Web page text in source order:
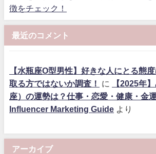
徴をチェック！
最近のコメント
【水瓶座O型男性】好きな人にとる態
取る方ではないか調査！
に
【2025年
座）の運勢は？仕事・恋愛・健康・金
Influencer Marketing Guide より
アーカイブ